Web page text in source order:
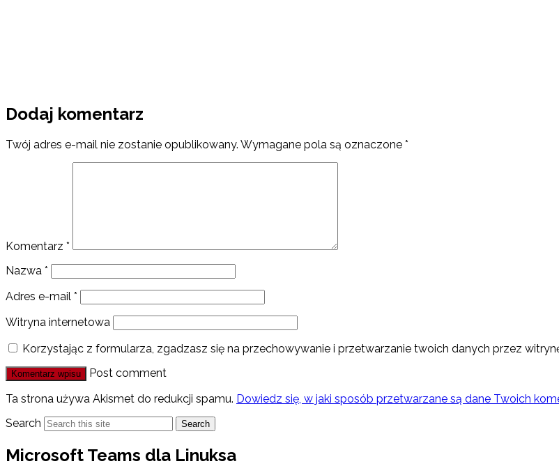
Dodaj komentarz
Twój adres e-mail nie zostanie opublikowany. Wymagane pola są oznaczone *
Komentarz *
Nazwa *
Adres e-mail *
Witryna internetowa
Korzystając z formularza, zgadzasz się na przechowywanie i przetwarzanie twoich danych przez
Post comment
Ta strona używa Akismet do redukcji spamu. Dowiedz się, w jaki sposób przetwarzane są dane Twoich
Search
Search
Microsoft Teams dla Linuksa